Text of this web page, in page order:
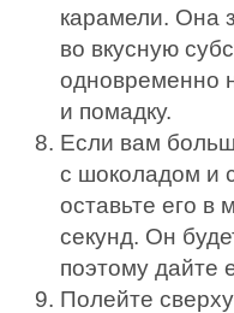
карамели. Она
во вкусную
одновременно
и помадку.
Если вам
с шоколадом и
оставьте его в
секунд. Он
поэтому дайте
Полейте